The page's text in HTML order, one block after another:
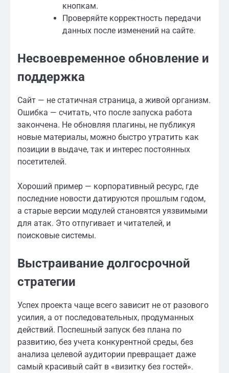
кнопкам.
Проверяйте корректность передачи
данных после изменений на сайте.
Несвоевременное обновление и
поддержка
Сайт — не статичная страница, а живой организм.
Ошибка — считать, что после запуска работа
закончена. Не обновляя плагины, не публикуя
новые материалы, можно быстро утратить как
позиции в выдаче, так и интерес постоянных
посетителей.
Хороший пример — корпоративный ресурс, где
последние новости датируются прошлым годом,
а старые версии модулей становятся уязвимыми
для атак. Это отпугивает и читателей, и
поисковые системы.
Выстраивание долгосрочной
стратегии
Успех проекта чаще всего зависит не от разового
усилия, а от последовательных, продуманных
действий. Поспешный запуск без плана по
развитию, без учета конкурентной среды, без
анализа целевой аудитории превращает даже
самый красивый сайт в «визитку без гостей».